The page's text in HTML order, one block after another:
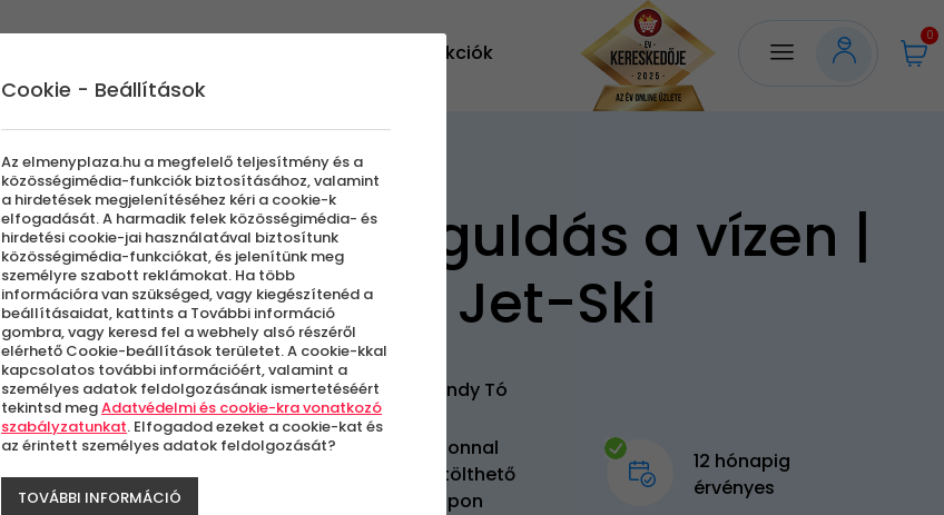
Akciók
0
Száguldás a vízen |
Álló Jet-Ski
Fundy Tó
Azonnal
letölthető
kupon
12 hónapig
érvényes
Cookie - Beállítások
Az elmenyplaza.hu a megfelelő teljesítmény és a
közösségimédia-funkciók biztosításához, valamint
a hirdetések megjelenítéséhez kéri a cookie-k
elfogadását. A harmadik felek közösségimédia- és
hirdetési cookie-jai használatával biztosítunk
közösségimédia-funkciókat, és jelenítünk meg
személyre szabott reklámokat. Ha több
információra van szükséged, vagy kiegészítenéd a
beállításaidat, kattints a További információ
gombra, vagy keresd fel a webhely alsó részéről
elérhető Cookie-beállítások területet. A cookie-kkal
kapcsolatos további információért, valamint a
személyes adatok feldolgozásának ismertetéséért
tekintsd megAdatvédelmi és cookie-kra vonatkozó
szabályzatunkat. Elfogadod ezeket a cookie-kat és
az érintett személyes adatok feldolgozását?
TOVÁBBI INFORMÁCIÓ